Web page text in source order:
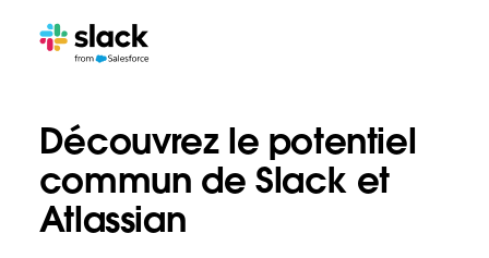
Découvrez le potentiel
commun de Slack et
Atlassian